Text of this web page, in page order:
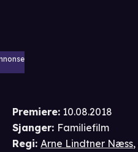
Premiere: 10.08.2018
Sjanger: Familiefilm
Regi: Arne Lindtner Næss,